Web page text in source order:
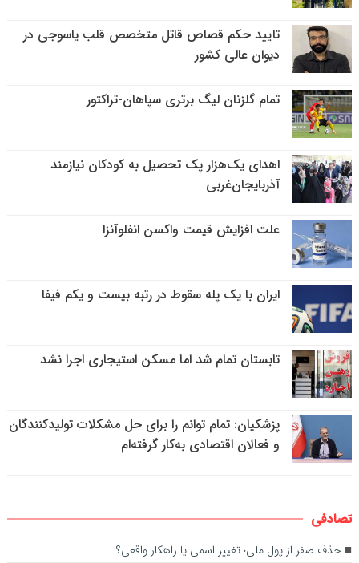
تایید حکم قصاص قاتل متخصص قلب یاسوجی در
دیوان عالی کشور
تمام گلزنان لیگ‌ برتری سپاهان-تراکتور
اهدای یک‌هزار پک تحصیل به کودکان نیازمند
آذربایجان‌غربی
علت افزایش قیمت واکسن انفلوآنزا
ایران با یک پله سقوط در رتبه بیست و یکم فیفا
تابستان تمام شد اما مسکن استیجاری اجرا نشد
پزشکیان: تمام توانم را برای حل مشکلات تولیدکنندگان
و فعالان اقتصادی به‌کار گرفته‌ام
تصادفی
حذف صفر از پول ملی؛ تغییر اسمی یا راهکار واقعی؟